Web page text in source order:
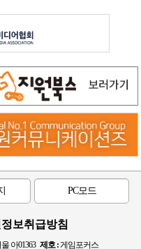
PC모드
보취급방침
아01363 제호 :게임포커스